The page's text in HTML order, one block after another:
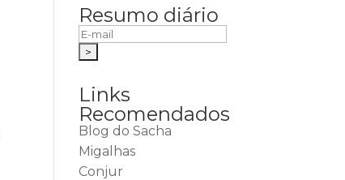
Resumo diário
Links
Recomendados
Blog do Sacha
Migalhas
Conjur